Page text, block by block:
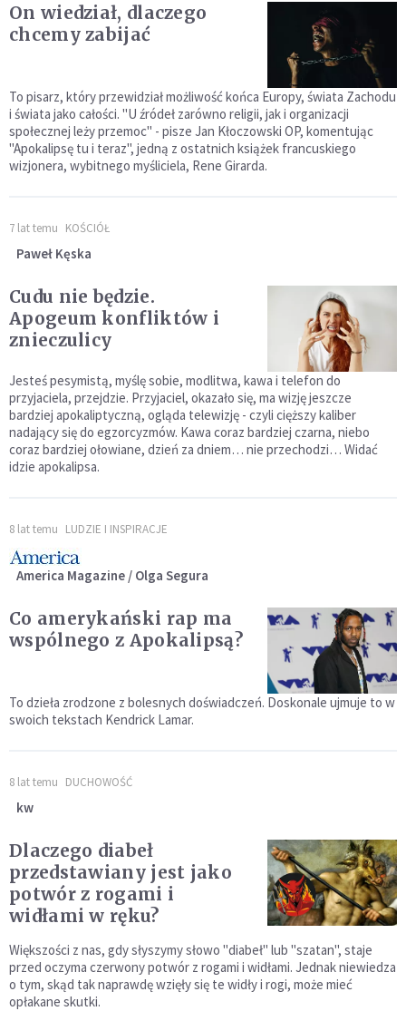
On wiedział, dlaczego
chcemy zabijać
To pisarz, który przewidział możliwość końca Europy, świata Zachodu
i świata jako całości. "U źródeł zarówno religii, jak i organizacji
społecznej leży przemoc" - pisze Jan Kłoczowski OP, komentując
"Apokalipsę tu i teraz", jedną z ostatnich książek francuskiego
wizjonera, wybitnego myśliciela, Rene Girarda.
7 lat temu KOŚCIÓŁ
Paweł Kęska
Cudu nie będzie.
Apogeum konfliktów i
znieczulicy
Jesteś pesymistą, myślę sobie, modlitwa, kawa i telefon do
przyjaciela, przejdzie. Przyjaciel, okazało się, ma wizję jeszcze
bardziej apokaliptyczną, ogląda telewizję - czyli cięższy kaliber
nadający się do egzorcyzmów. Kawa coraz bardziej czarna, niebo
coraz bardziej ołowiane, dzień za dniem… nie przechodzi… Widać
idzie apokalipsa.
8 lat temu LUDZIE I INSPIRACJE
America Magazine / Olga Segura
Co amerykański rap ma
wspólnego z Apokalipsą?
To dzieła zrodzone z bolesnych doświadczeń. Doskonale ujmuje to w
swoich tekstach Kendrick Lamar.
8 lat temu DUCHOWOŚĆ
kw
Dlaczego diabeł
przedstawiany jest jako
potwór z rogami i
widłami w ręku?
Większości z nas, gdy słyszymy słowo "diabeł" lub "szatan", staje
przed oczyma czerwony potwór z rogami i widłami. Jednak niewiedza
o tym, skąd tak naprawdę wzięły się te widły i rogi, może mieć
opłakane skutki.